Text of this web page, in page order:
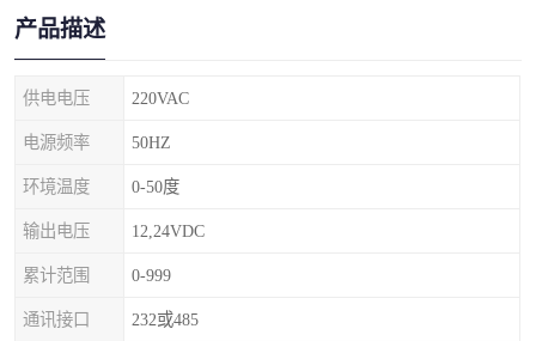
产品描述
供电电压 220VAC
电源频率 50HZ
环境温度 0-50度
输出电压 12,24VDC
累计范围 0-999
通讯接口 232或485